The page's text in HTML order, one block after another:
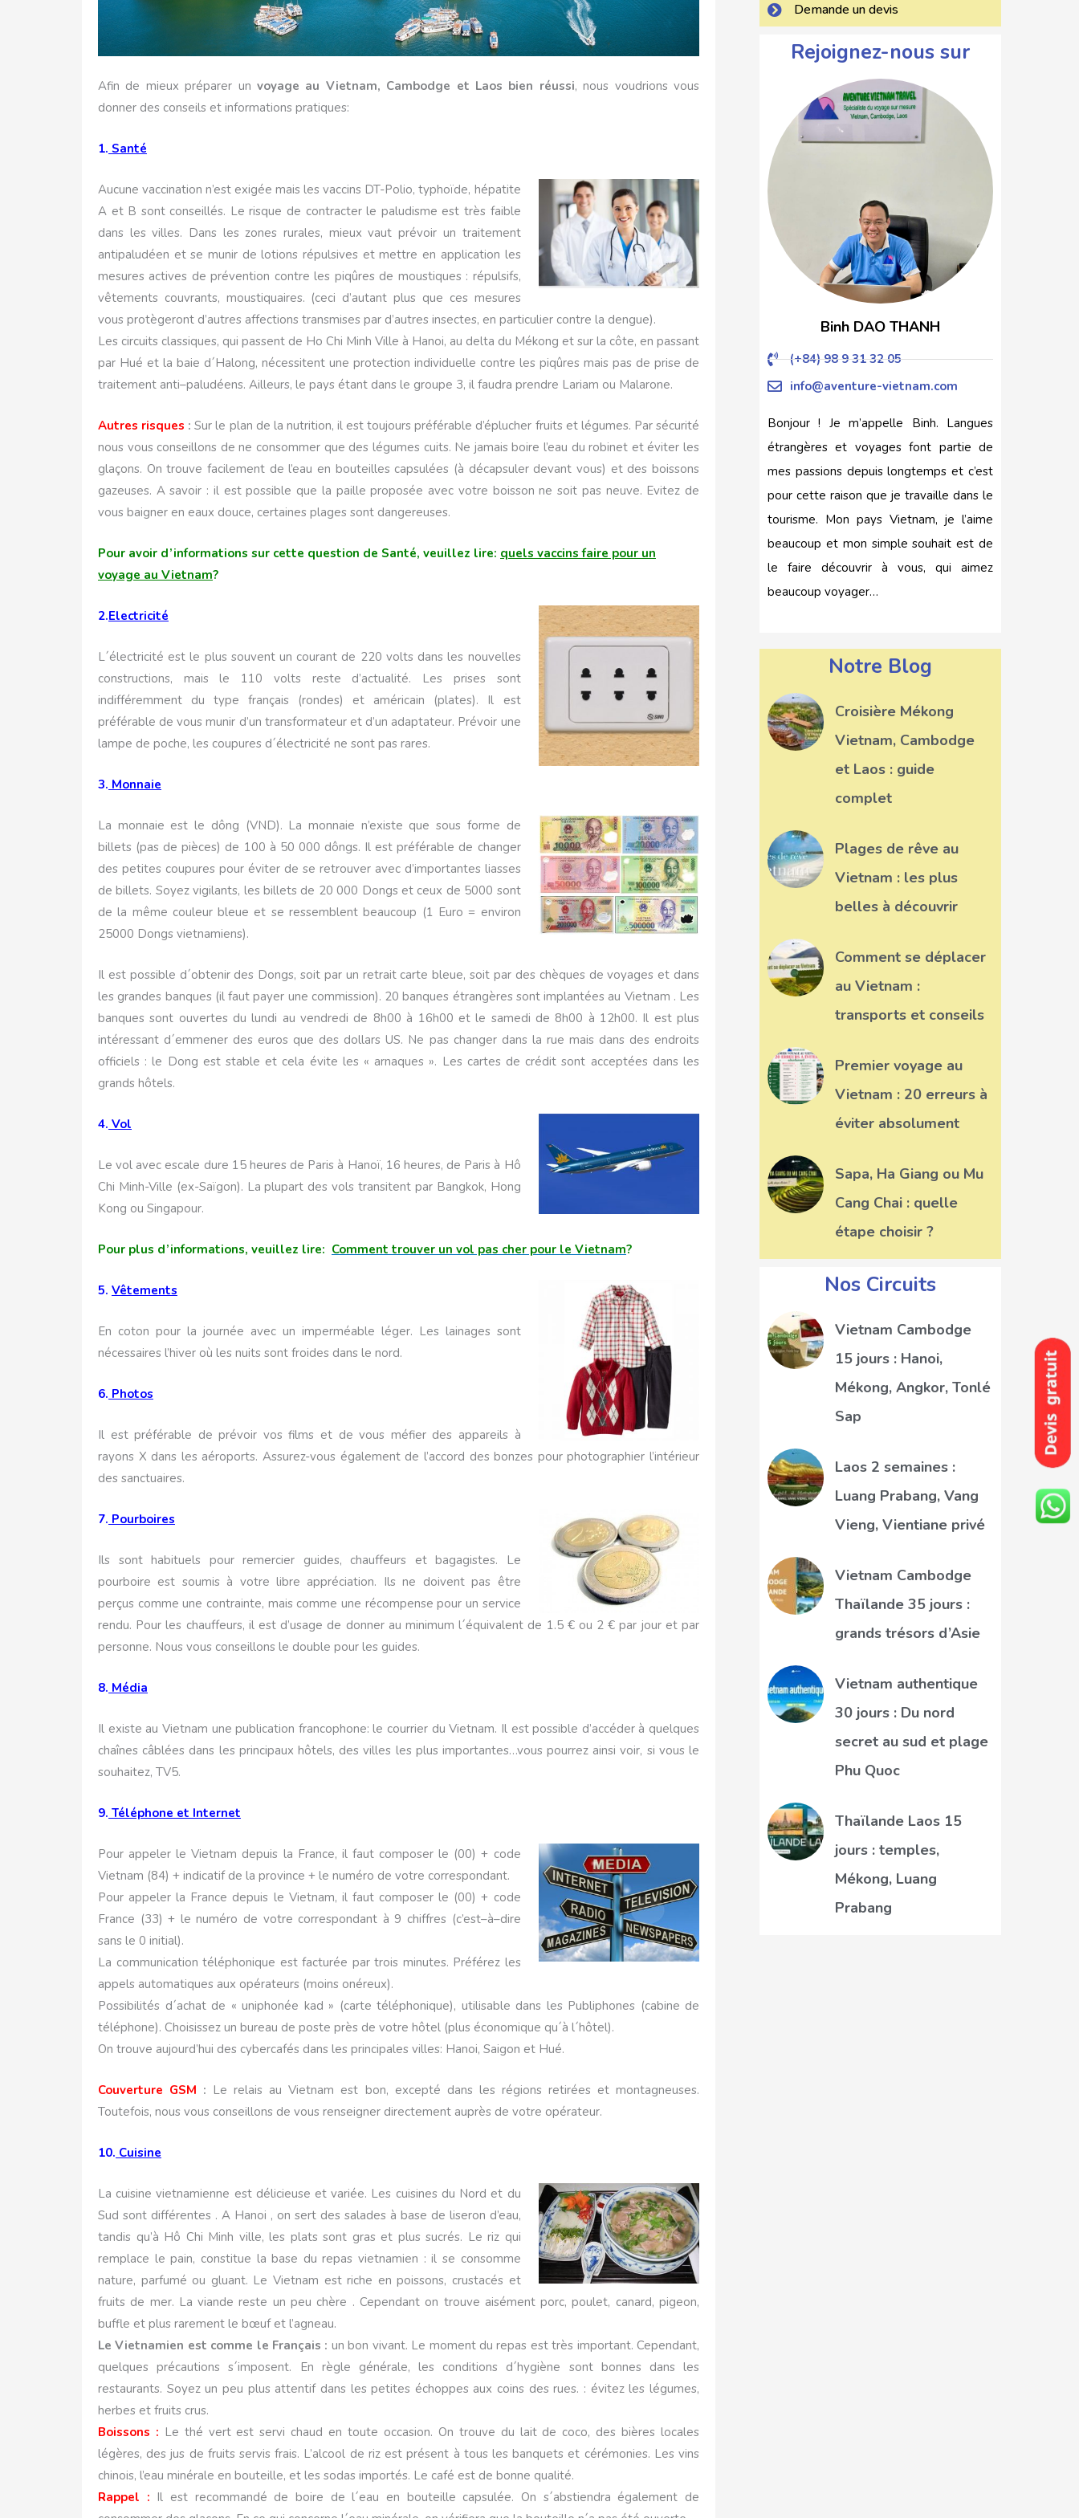
Afin de mieux préparer unvoyage au Vietnam, Cambodge et Laos bien réussi, nous voudrions vous
donner des conseils et informations pratiques:
1. Santé
Aucune vaccination n’est exigée mais les vaccins DT-Polio, typhoïde, hépatite
A et B sont conseillés. Le risque de contracter le paludisme est très faible
dans les villes. Dans les zones rurales, mieux vaut prévoir un traitement
antipaludéen et se munir de lotions répulsives et mettre en application les
mesures actives de prévention contre les piqûres de moustiques : répulsifs,
vêtements couvrants, moustiquaires. (ceci d’autant plus que ces mesures
vous protègeront d’autres affections transmises par d’autres insectes, en particulier contre la dengue).
Les circuits classiques, qui passent de Ho Chi Minh Ville à Hanoi, au delta du Mékong et sur la côte, en passant
par Hué et la baie d´Halong, nécessitent une protection individuelle contre les piqûres mais pas de prise de
traitement anti–paludéens. Ailleurs, le pays étant dans le groupe 3, il faudra prendre Lariam ou Malarone.
Autres risques : Sur le plan de la nutrition, il est toujours préférable d’éplucher fruits et légumes. Par sécurité
nous vous conseillons de ne consommer que des légumes cuits. Ne jamais boire l’eau du robinet et éviter les
glaçons. On trouve facilement de l’eau en bouteilles capsulées (à décapsuler devant vous) et des boissons
gazeuses. A savoir : il est possible que la paille proposée avec votre boisson ne soit pas neuve. Evitez de
vous baigner en eaux douce, certaines plages sont dangereuses.
Pour avoir d’informations sur cette question de Santé, veuillez lire: quels vaccins faire pour un
voyage au Vietnam?
2.Electricité
L´électricité est le plus souvent un courant de 220 volts dans les nouvelles
constructions, mais le 110 volts reste d’actualité. Les prises sont
indifféremment du type français (rondes) et américain (plates). Il est
préférable de vous munir d’un transformateur et d’un adaptateur. Prévoir une
lampe de poche, les coupures d´électricité ne sont pas rares.
3. Monnaie
La monnaie est le dông (VND). La monnaie n’existe que sous forme de
billets (pas de pièces) de 100 à 50 000 dôngs. Il est préférable de changer
des petites coupures pour éviter de se retrouver avec d’importantes liasses
de billets. Soyez vigilants, les billets de 20 000 Dongs et ceux de 5000 sont
de la même couleur bleue et se ressemblent beaucoup (1 Euro = environ
25000 Dongs vietnamiens).
Il est possible d´obtenir des Dongs, soit par un retrait carte bleue, soit par des chèques de voyages et dans
les grandes banques (il faut payer une commission). 20 banques étrangères sont implantées au Vietnam . Les
banques sont ouvertes du lundi au vendredi de 8h00 à 16h00 et le samedi de 8h00 à 12h00. Il est plus
intéressant d´emmener des euros que des dollars US. Ne pas changer dans la rue mais dans des endroits
officiels : le Dong est stable et cela évite les « arnaques ». Les cartes de crédit sont acceptées dans les
grands hôtels.
4. Vol
Le vol avec escale dure 15 heures de Paris à Hanoï, 16 heures, de Paris à Hô
Chi Minh-Ville (ex-Saïgon). La plupart des vols transitent par Bangkok, Hong
Kong ou Singapour.
Pour plus d’informations, veuillez lire: Comment trouver un vol pas cher pour le Vietnam?
5. Vêtements
En coton pour la journée avec un imperméable léger. Les lainages sont
nécessaires l’hiver où les nuits sont froides dans le nord.
6. Photos
Il est préférable de prévoir vos films et de vous méfier des appareils à
rayons X dans les aéroports. Assurez-vous également de l’accord des bonzes pour photographier l’intérieur
des sanctuaires.
7. Pourboires
Ils sont habituels pour remercier guides, chauffeurs et bagagistes. Le
pourboire est soumis à votre libre appréciation. Ils ne doivent pas être
perçus comme une contrainte, mais comme une récompense pour un service
rendu. Pour les chauffeurs, il est d’usage de donner au minimum l´équivalent de 1.5 € ou 2 € par jour et par
personne. Nous vous conseillons le double pour les guides.
8. Média
Il existe au Vietnam une publication francophone: le courrier du Vietnam. Il est possible d’accéder à quelques
chaînes câblées dans les principaux hôtels, des villes les plus importantes…vous pourrez ainsi voir, si vous le
souhaitez, TV5.
9. Téléphone et Internet
Pour appeler le Vietnam depuis la France, il faut composer le (00) + code
Vietnam (84) + indicatif de la province + le numéro de votre correspondant.
Pour appeler la France depuis le Vietnam, il faut composer le (00) + code
France (33) + le numéro de votre correspondant à 9 chiffres (c’est–à–dire
sans le 0 initial).
La communication téléphonique est facturée par trois minutes. Préférez les
appels automatiques aux opérateurs (moins onéreux).
Possibilités d´achat de « uniphonée kad » (carte téléphonique), utilisable dans les Publiphones (cabine de
téléphone). Choisissez un bureau de poste près de votre hôtel (plus économique qu´à l´hôtel).
On trouve aujourd’hui des cybercafés dans les principales villes: Hanoi, Saigon et Hué.
Couverture GSM : Le relais au Vietnam est bon, excepté dans les régions retirées et montagneuses.
Toutefois, nous vous conseillons de vous renseigner directement auprès de votre opérateur.
10. Cuisine
La cuisine vietnamienne est délicieuse et variée. Les cuisines du Nord et du
Sud sont différentes . A Hanoi , on sert des salades à base de liseron d’eau,
tandis qu’à Hô Chi Minh ville, les plats sont gras et plus sucrés. Le riz qui
remplace le pain, constitue la base du repas vietnamien : il se consomme
nature, parfumé ou gluant. Le Vietnam est riche en poissons, crustacés et
fruits de mer. La viande reste un peu chère . Cependant on trouve aisément porc, poulet, canard, pigeon,
buffle et plus rarement le bœuf et l’agneau.
Le Vietnamien est comme le Français : un bon vivant. Le moment du repas est très important. Cependant,
quelques précautions s´imposent. En règle générale, les conditions d´hygiène sont bonnes dans les
restaurants. Soyez un peu plus attentif dans les petites échoppes aux coins des rues. : évitez les légumes,
herbes et fruits crus.
Boissons : Le thé vert est servi chaud en toute occasion. On trouve du lait de coco, des bières locales
légères, des jus de fruits servis frais. L’alcool de riz est présent à tous les banquets et cérémonies. Les vins
chinois, l’eau minérale en bouteille, et les sodas importés. Le café est de bonne qualité.
Rappel : Il est recommandé de boire de l´eau en bouteille capsulée. On s´abstiendra également de
Demande un devis
Rejoignez-nous sur
Binh DAO THANH
(+84) 98 9 31 32 05
info@aventure-vietnam.com
Bonjour ! Je m’appelle Binh. Langues
étrangères et voyages font partie de
mes passions depuis longtemps et c’est
pour cette raison que je travaille dans le
tourisme. Mon pays Vietnam, je l’aime
beaucoup et mon simple souhait est de
le faire découvrir à vous, qui aimez
beaucoup voyager…
Notre Blog
Croisière Mékong
Vietnam, Cambodge
et Laos : guide
complet
Plages de rêve au
Vietnam : les plus
belles à découvrir
Comment se déplacer
au Vietnam :
transports et conseils
Premier voyage au
Vietnam : 20 erreurs à
éviter absolument
Sapa, Ha Giang ou Mu
Cang Chai : quelle
étape choisir ?
Nos Circuits
Vietnam Cambodge
15 jours : Hanoi,
Mékong, Angkor, Tonlé
Sap
Laos 2 semaines :
Luang Prabang, Vang
Vieng, Vientiane privé
Vietnam Cambodge
Thaïlande 35 jours :
grands trésors d’Asie
Vietnam authentique
30 jours : Du nord
secret au sud et plage
Phu Quoc
Thaïlande Laos 15
jours : temples,
Mékong, Luang
Prabang